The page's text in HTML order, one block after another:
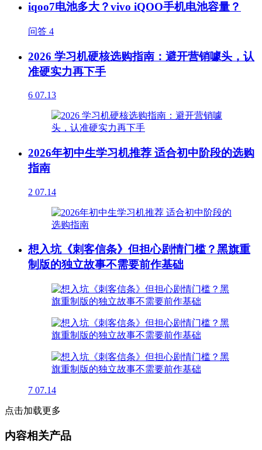
iqoo7电池多大？vivo iQOO手机电池容量？
问答 4
2026 学习机硬核选购指南：避开营销噱头，认
准硬实力再下手
6 07.13
2026年初中生学习机推荐 适合初中阶段的选购
指南
2 07.14
想入坑《刺客信条》但担心剧情门槛？黑旗重
制版的独立故事不需要前作基础
7 07.14
点击加载更多
内容相关产品